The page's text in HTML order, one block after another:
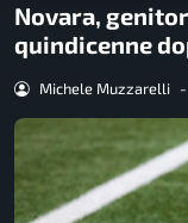
Novara,
quindicenne
Michele Muzzarelli -